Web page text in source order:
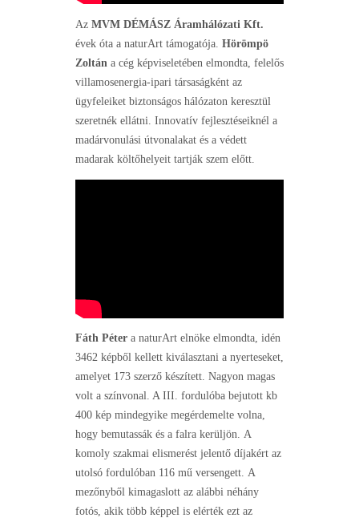
Az MVM DÉMÁSZ Áramhálózati Kft.
évek óta a naturArt támogatója. Hörömpö
Zoltán a cég képviseletében elmondta, felelős
villamosenergia-ipari társaságként az
ügyfeleiket biztonságos hálózaton keresztül
szeretnék ellátni. Innovatív fejlesztéseiknél a
madárvonulási útvonalakat és a védett
madarak költőhelyeit tartják szem előtt.
Fáth Péter a naturArt elnöke elmondta, idén
3462 képből kellett kiválasztani a nyerteseket,
amelyet 173 szerző készített. Nagyon magas
volt a színvonal. A III. fordulóba bejutott kb
400 kép mindegyike megérdemelte volna,
hogy bemutassák és a falra kerüljön. A
komoly szakmai elismerést jelentő díjakért az
utolsó fordulóban 116 mű versengett. A
mezőnyből kimagaslott az alábbi néhány
fotós, akik több képpel is elérték ezt az